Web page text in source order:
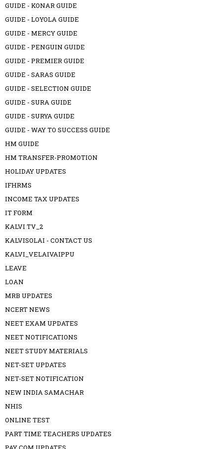
GUIDE - KONAR GUIDE
GUIDE - LOYOLA GUIDE
GUIDE - MERCY GUIDE
GUIDE - PENGUIN GUIDE
GUIDE - PREMIER GUIDE
GUIDE - SARAS GUIDE
GUIDE - SELECTION GUIDE
GUIDE - SURA GUIDE
GUIDE - SURYA GUIDE
GUIDE - WAY TO SUCCESS GUIDE
HM GUIDE
HM TRANSFER-PROMOTION
HOLIDAY UPDATES
IFHRMS
INCOME TAX UPDATES
IT FORM
KALVI TV_2
KALVISOLAI - CONTACT US
KALVI_VELAIVAIPPU
LEAVE
LOAN
MRB UPDATES
NCERT NEWS
NEET EXAM UPDATES
NEET NOTIFICATIONS
NEET STUDY MATERIALS
NET-SET UPDATES
NET-SET NOTIFICATION
NEW INDIA SAMACHAR
NHIS
ONLINE TEST
PART TIME TEACHERS UPDATES